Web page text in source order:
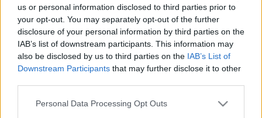
us or personal information disclosed to third parties prior to
your opt-out. You may separately opt-out of the further
disclosure of your personal information by third parties on the
IAB’s list of downstream participants. This information may
also be disclosed by us to third parties on the IAB’s List of
Downstream Participants that may further disclose it to other
Please note that this website/app uses one or more Google
Personal Data Processing Opt Outs
Διονύσης Ατζαράκηςυποδέχεται στο
ΤΑXΙ» την Κυριακή 17 Απριλίου στις 14:45
στοOPEN, τονΛάμπρο Φισφήκαι τονΘωμά
Ζάμπρα, οι οποίοι παίζουν και στηρίζουν την
«Κιβωτό του Κόσμου».
γέλιο, ατάκες «φωτιά» και πολύ χιούμορ. Ο